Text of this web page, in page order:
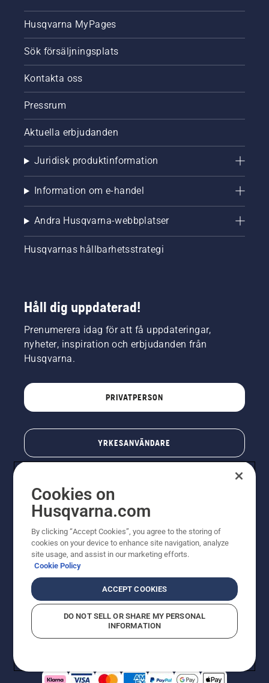
Husqvarna MyPages
Sök försäljningsplats
Kontakta oss
Pressrum
Aktuella erbjudanden
Juridisk produktinformation
Information om e-handel
Andra Husqvarna-webbplatser
Husqvarnas hållbarhetsstrategi
Håll dig uppdaterad!
Prenumerera idag för att få uppdateringar,
nyheter, inspiration och erbjudanden från
Husqvarna.
PRIVATPERSON
YRKESANVÄNDARE
© Husqvarna AB (publ). All rights reserved. Priserna
som visas är rekommenderade cirkapriser. Alla angivna
priser är rekommenderade försäljningspriser (inkl.
moms) om inte produkten är tillgänglig för direkt köp.
CookiepolicyAnvändningsvillkor Sekretessmeddelande
Rapportera misstänkta överträdelser
Cookies on
Husqvarna.com
By clicking “Accept Cookies”, you agree to the storing of
cookies on your device to enhance site navigation, analyze
site usage, and assist in our marketing efforts.
Cookie Policy
ACCEPT COOKIES
DO NOT SELL OR SHARE MY PERSONAL
INFORMATION